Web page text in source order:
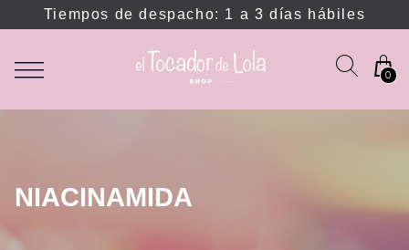
Tiempos de despacho: 1 a 3 días hábiles
0
NIACINAMIDA